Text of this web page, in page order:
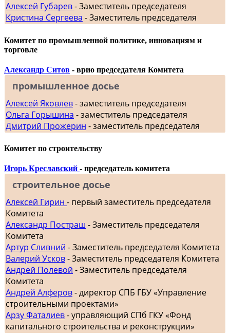
Алексей Губарев- Заместитель председателя
Кристина Сергеева - Заместитель председателя
Комитет по промышленной политике, инновациям и
торговле
Александр Ситов - врио председателя Комитета
промышленное досье
Алексей Яковлев- заместитель председателя
Ольга Горышина - заместитель председателя
Дмитрий Прожерин - заместитель председателя
Комитет по строительству
Игорь Креславский - председатель комитета
строительное досье
Алексей Гирин - первый заместитель председателя
Комитета
Александр Постраш - Заместитель председателя
Комитета
Артур Сливний - Заместитель председателя Комитета
Валерий Усков- Заместитель председателя Комитета
Андрей Полевой - Заместитель председателя
Комитета
Андрей Алферов- директор СПБ ГБУ «Управление
строительными проектами»
Арзу Фаталиев- управляющий СПб ГКУ «Фонд
капитального строительства и реконструкции»